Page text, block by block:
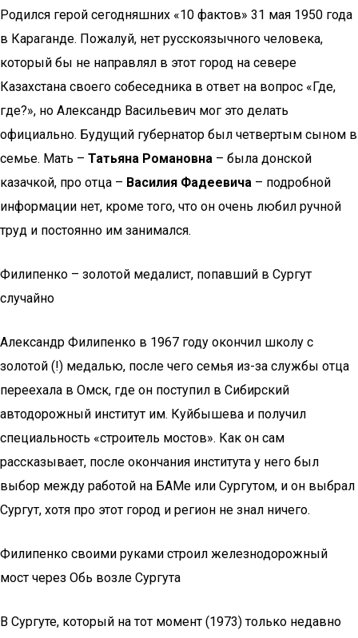
Родился герой сегодняшних «10 фактов» 31 мая 1950 года
в Караганде. Пожалуй, нет русскоязычного человека,
который бы не направлял в этот город на севере
Казахстана своего собеседника в ответ на вопрос «Где,
где?», но Александр Васильевич мог это делать
официально. Будущий губернатор был четвертым сыном в
семье. Мать – Татьяна Романовна – была донской
казачкой, про отца – Василия Фадеевича – подробной
информации нет, кроме того, что он очень любил ручной
труд и постоянно им занимался.
Филипенко – золотой медалист, попавший в Сургут
случайно
Александр Филипенко в 1967 году окончил школу с
золотой (!) медалью, после чего семья из-за службы отца
переехала в Омск, где он поступил в Сибирский
автодорожный институт им. Куйбышева и получил
специальность «строитель мостов». Как он сам
рассказывает, после окончания института у него был
выбор между работой на БАМе или Сургутом, и он выбрал
Сургут, хотя про этот город и регион не знал ничего.
Филипенко своими руками строил железнодорожный
мост через Обь возле Сургута
В Сургуте, который на тот момент (1973) только недавно